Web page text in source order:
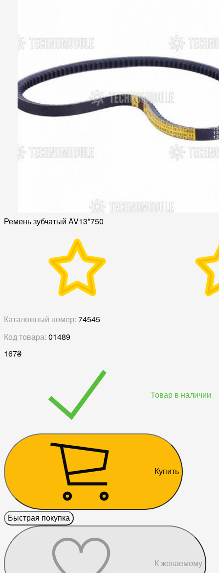
Ремень зубчатый AV13*750
Каталожный номер: 74545
Код товара: 01489
167₴
Товар в наличии
Купить
Быстрая покупка
К желаемому